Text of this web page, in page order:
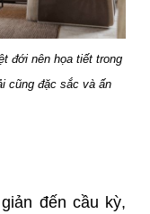
đới nên họa tiết trong
cũng đặc sắc và ấn
đến cầu kỳ,